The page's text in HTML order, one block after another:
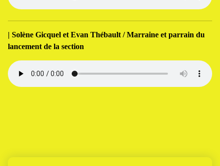
| Solène Gicquel et Evan Thébault / Marraine et parrain du
lancement de la section